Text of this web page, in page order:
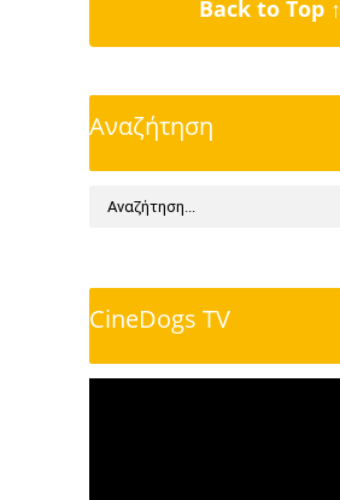
Back to Top ↑
Αναζήτηση
CineDogs TV